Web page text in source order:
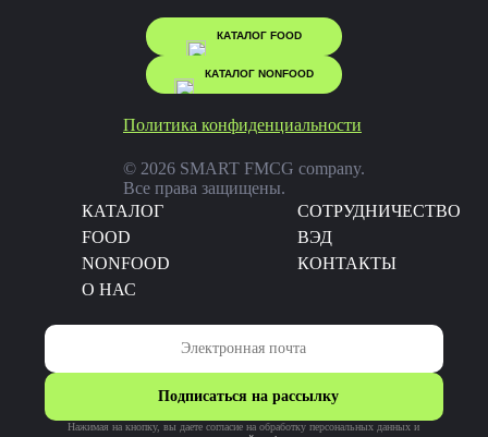
КАТАЛОГ FOOD
КАТАЛОГ NONFOOD
Политика конфиденциальности
© 2026 SMART FMCG company.
Все права защищены.
КАТАЛОГ
CОТРУДНИЧЕСТВО
FOOD
ВЭД
NONFOOD
КОНТАКТЫ
О НАС
Подписаться на рассылку
Нажимая на кнопку, вы даете согласие на обработку персональных данных и